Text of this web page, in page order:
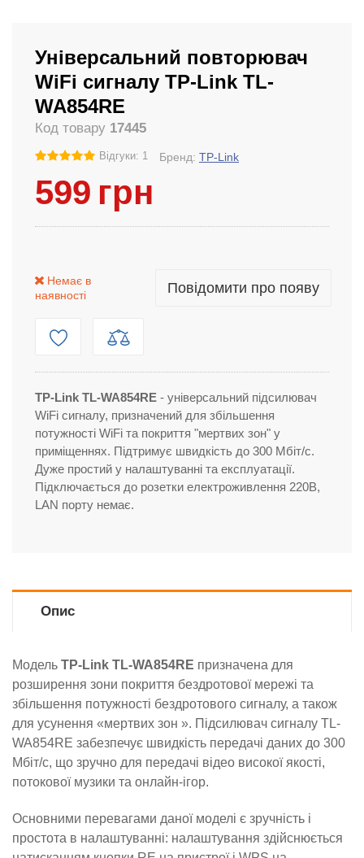
Універсальний повторювач
WiFi сигналу TP-Link TL-
WA854RE
Код товару 17445
Відгуки: 1 Бренд: TP-Link
599 грн
Немає в
наявності
Повідомити про появу
TP-Link TL-WA854RE - універсальний підсилювач
WiFi сигналу, призначений для збільшення
потужності WiFi та покриття "мертвих зон" у
приміщеннях. Підтримує швидкість до 300 Мбіт/с.
Дуже простий у налаштуванні та експлуатації.
Підключається до розетки електроживлення 220В,
LAN порту немає.
Опис
Модель TP-Link TL-WA854RE призначена для
розширення зони покриття бездротової мережі та
збільшення потужності бездротового сигналу, а також
для усунення «мертвих зон ». Підсилювач сигналу ТL-
WA854RE забезпечує швидкість передачі даних до 300
Мбіт/с, що зручно для передачі відео високої якості,
потокової музики та онлайн-ігор.
Основними перевагами даної моделі є зручність і
простота в налаштуванні: налаштування здійснюється